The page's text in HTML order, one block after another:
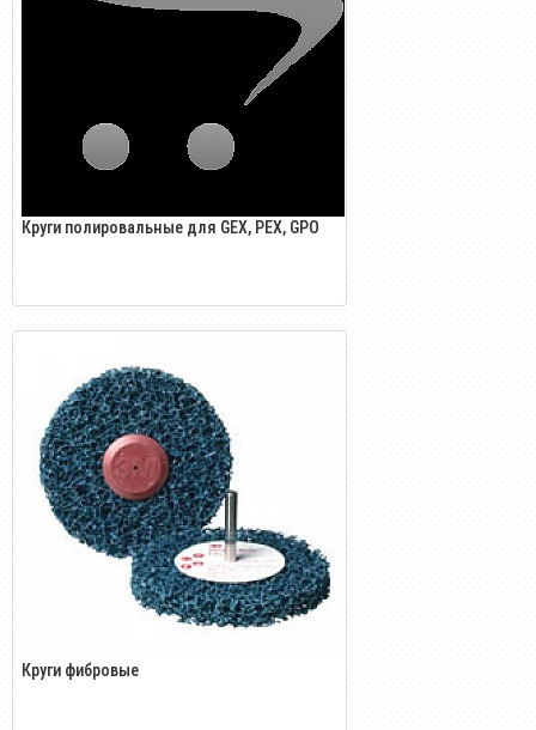
Круги полировальные для GEX, PEX, GPO
Круги фибровые